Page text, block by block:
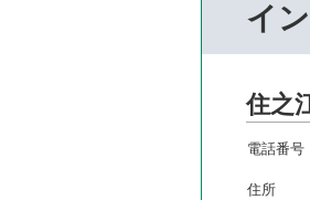
イ
住之